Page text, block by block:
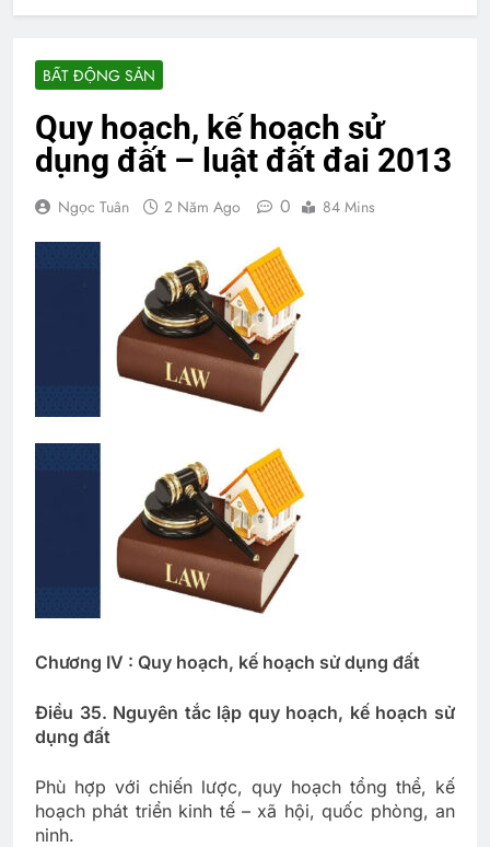
BẤT ĐỘNG SẢN
Quy hoạch, kế hoạch sử
dụng đất – luật đất đai 2013
Ngọc Tuân 2 Năm Ago 0 84 Mins
Chương IV : Quy hoạch, kế hoạch sử dụng đất
Điều 35. Nguyên tắc lập quy hoạch, kế hoạch sử
dụng đất
Phù hợp với chiến lược, quy hoạch tổng thể, kế
hoạch phát triển kinh tế – xã hội, quốc phòng, an
ninh.